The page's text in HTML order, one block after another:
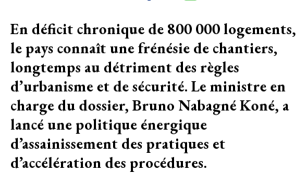
En déficit chronique de 800 000 logements,
le pays connaît une frénésie de chantiers,
longtemps au détriment des règles
d’urbanisme et de sécurité. Le ministre en
charge du dossier, Bruno Nabagné Koné, a
lancé une politique énergique
d’assainissement des pratiques et
d’accélération des procédures.